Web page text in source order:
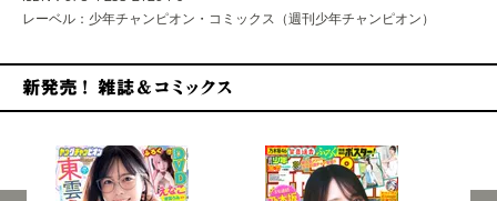
レーベル：少年チャンピオン・コミックス（週刊少年チャンピオン）